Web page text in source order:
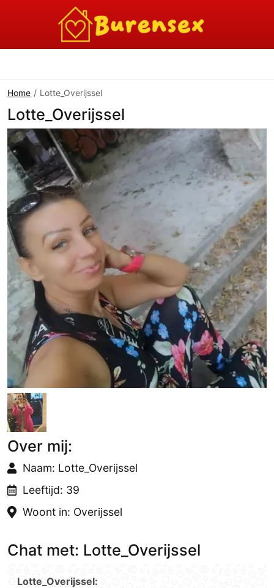
Home Lotte_Overijssel
Lotte_Overijssel
Over mij:
Naam: Lotte_Overijssel
Leeftijd: 39
Woont in: Overijssel
Chat met: Lotte_Overijssel
Lotte_Overijssel: